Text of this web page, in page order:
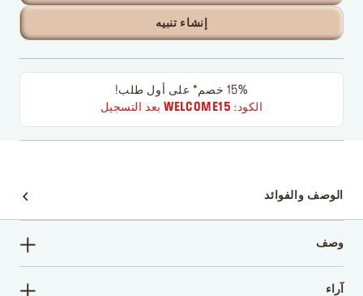
إنشاء تنبيه
15% خصم* على أول طلب!
الكود: WELCOME15بعد التسجيل
الوصف والفوائد
وصف
آراء